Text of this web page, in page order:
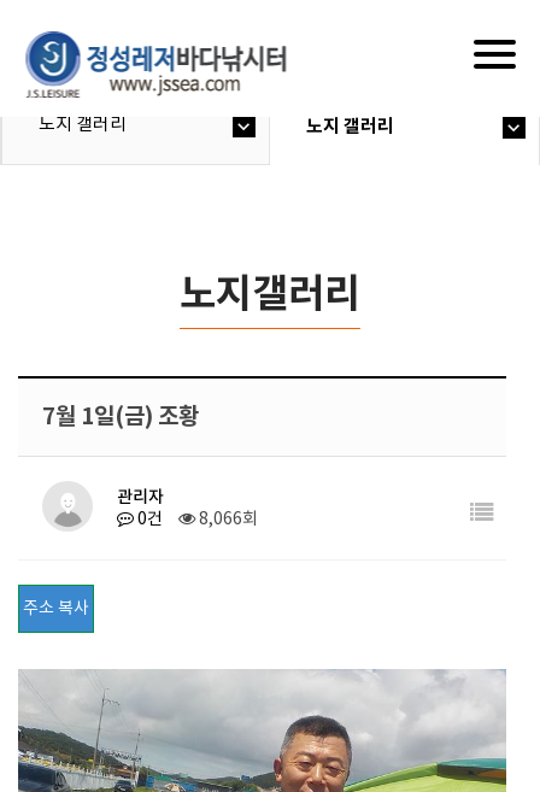
노지 갤러리 노지 갤러리
노지갤러리
7월 1일(금) 조황
관리자
0건 8,066회
주소 복사